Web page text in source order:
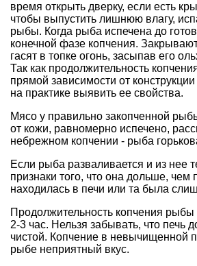
время открыть дверку, если есть
чтобы выпустить лишнюю влагу,
рыбы. Когда рыба испечена до
конечной фазе копчения.
гасят в топке огонь, засыпав его
Так как продолжительность
прямой зависимости от
на практике выявить ее свойства.
Мясо у правильно закопченной
от кожи, равномерно испечено,
небрежном копчении - рыба
Если рыба разваливается и из нее
признаки того, что она дольше, чем
находилась в печи или та была
Продолжительность копчения
2-3 час. Нельзя забывать, что печь
чистой. Копчение в невычищенной
рыбе неприятный вкус.